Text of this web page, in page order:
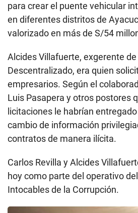
para crear el puente vehicular
en diferentes distritos de
valorizado en más de S/54
Alcides Villafuerte, exgerente
Descentralizado, era quien
empresarios. Según el
Luis Pasapera y otros postores
licitaciones le habrían
cambio de información
contratos de manera ilícita.
Carlos Revilla y Alcides
hoy como parte del operativo
Intocables de la Corrupción.